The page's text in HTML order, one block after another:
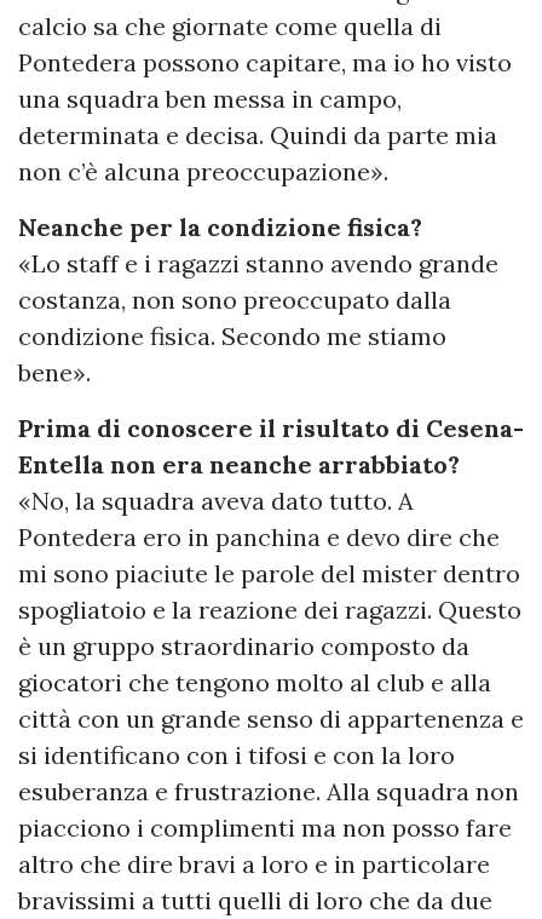
calcio sa che giornate come quella di
Pontedera possono capitare, ma io ho visto
una squadra ben messa in campo,
determinata e decisa. Quindi da parte mia
non c’è alcuna preoccupazione».
Neanche per la condizione fisica?
«Lo staff e i ragazzi stanno avendo grande
costanza, non sono preoccupato dalla
condizione fisica. Secondo me stiamo
bene».
Prima di conoscere il risultato di Cesena-
Entella non era neanche arrabbiato?
«No, la squadra aveva dato tutto. A
Pontedera ero in panchina e devo dire che
mi sono piaciute le parole del mister dentro
spogliatoio e la reazione dei ragazzi. Questo
è un gruppo straordinario composto da
giocatori che tengono molto al club e alla
città con un grande senso di appartenenza e
si identificano con i tifosi e con la loro
esuberanza e frustrazione. Alla squadra non
piacciono i complimenti ma non posso fare
altro che dire bravi a loro e in particolare
bravissimi a tutti quelli di loro che da due